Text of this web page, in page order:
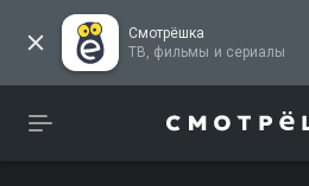
Смотрёшка
ТВ, фильмы и сериалы